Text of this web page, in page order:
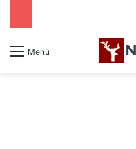
Menü